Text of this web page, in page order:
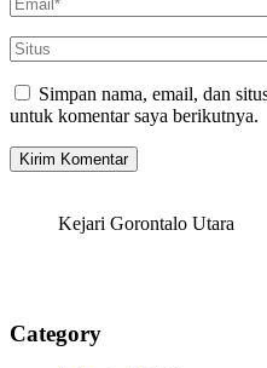
Simpan nama, email, dan
untuk komentar saya berikutnya.
Kejari Gorontalo Utara
Category